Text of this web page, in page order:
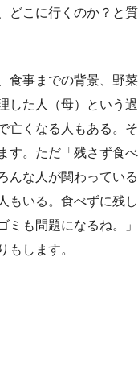
どこに行くのか？と質
食事までの背景、野菜
した人（母）という過
亡くなる人もある。そ
す。ただ「残さず食べ
んな人が関わっている
もいる。食べずに残し
ミも問題になるね。」
もします。